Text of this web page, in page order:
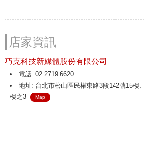
店家資訊
巧克科技新媒體股份有限公司
電話: 02 2719 6620
地址: 台北市松山區民權東路3段142號15樓
樓之3
Map